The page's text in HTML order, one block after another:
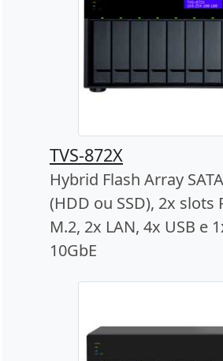
TVS-872X
Hybrid Flash Array
(HDD ou SSD), 2x slots
M.2, 2x LAN, 4x USB e
10GbE